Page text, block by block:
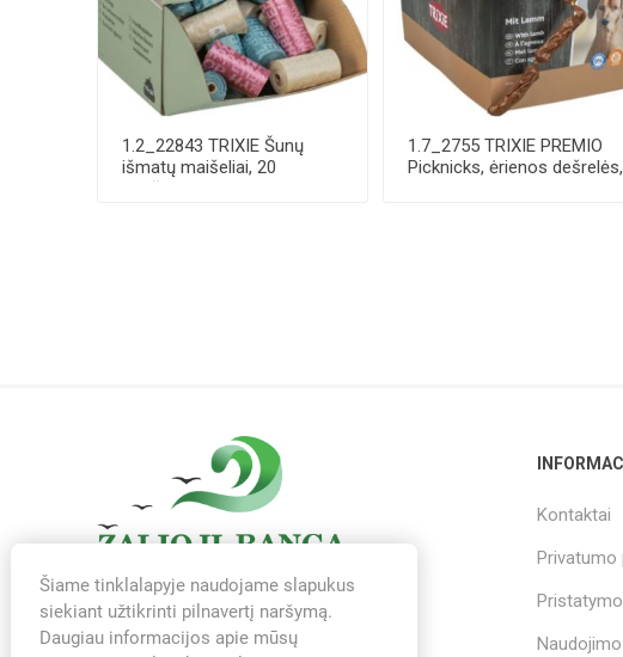
1.2_22843 TRIXIE Šunų
išmatų maišeliai, 20
maišelių-rulone, ...
1.7_2755 TRIXIE PREMIO
Picknicks, ėrienos dešrelės,
Kontaktai
Privatumo
Šiame tinklalapyje naudojame slapukus
siekiant užtikrinti pilnavertį naršymą.
Daugiau informacijos apie mūsų